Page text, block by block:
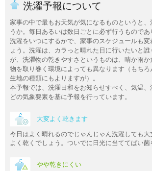
洗濯予報について
家事の中で最もお天気が気になるものというと、
うか。毎日あるいは数日ごとに必ず行うもので
洗濯をいつにするかで、家事のスケジュールも変
ょう。洗濯は、カラっと晴れた日に行いたいと
が、洗濯物の乾きやすさというものは、晴か雨
物を取り巻く環境によっても異なります（もち
生地の種類にもよりますが）。
本予報では、洗濯日和をお知らせすべく、気温
どの気象要素を基に予報を行っています。
大変よく乾きます
今日はよく晴れるのでじゃんじゃん洗濯しても大
よく乾くでしょう。ついでに日光に当ててばい菌
やや乾きにくい